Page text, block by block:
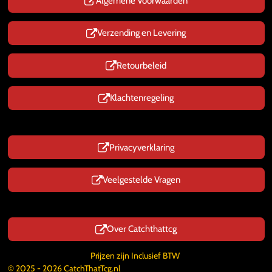
Verzending en Levering
Retourbeleid
Klachtenregeling
Privacyverklaring
Veelgestelde Vragen
Over Catchthattcg
Prijzen zijn Inclusief BTW
© 2025 - 2026 CatchThatTcg.nl